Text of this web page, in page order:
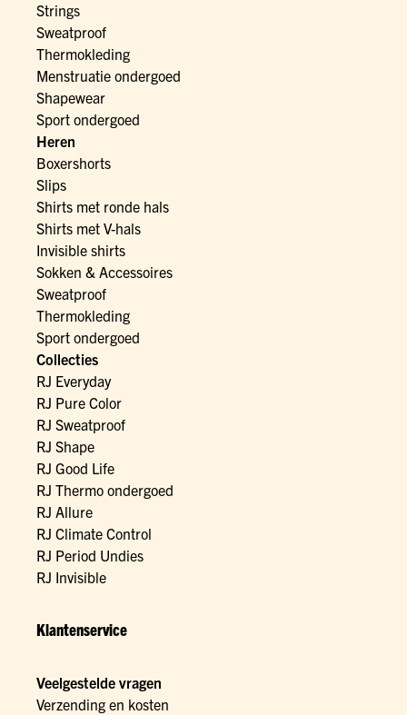
Strings
Sweatproof
Thermokleding
Menstruatie ondergoed
Shapewear
Sport ondergoed
Heren
Boxershorts
Slips
Shirts met ronde hals
Shirts met V-hals
Invisible shirts
Sokken & Accessoires
Sweatproof
Thermokleding
Sport ondergoed
Collecties
RJ Everyday
RJ Pure Color
RJ Sweatproof
RJ Shape
RJ Good Life
RJ Thermo ondergoed
RJ Allure
RJ Climate Control
RJ Period Undies
RJ Invisible
Klantenservice
Veelgestelde vragen
Verzending en kosten